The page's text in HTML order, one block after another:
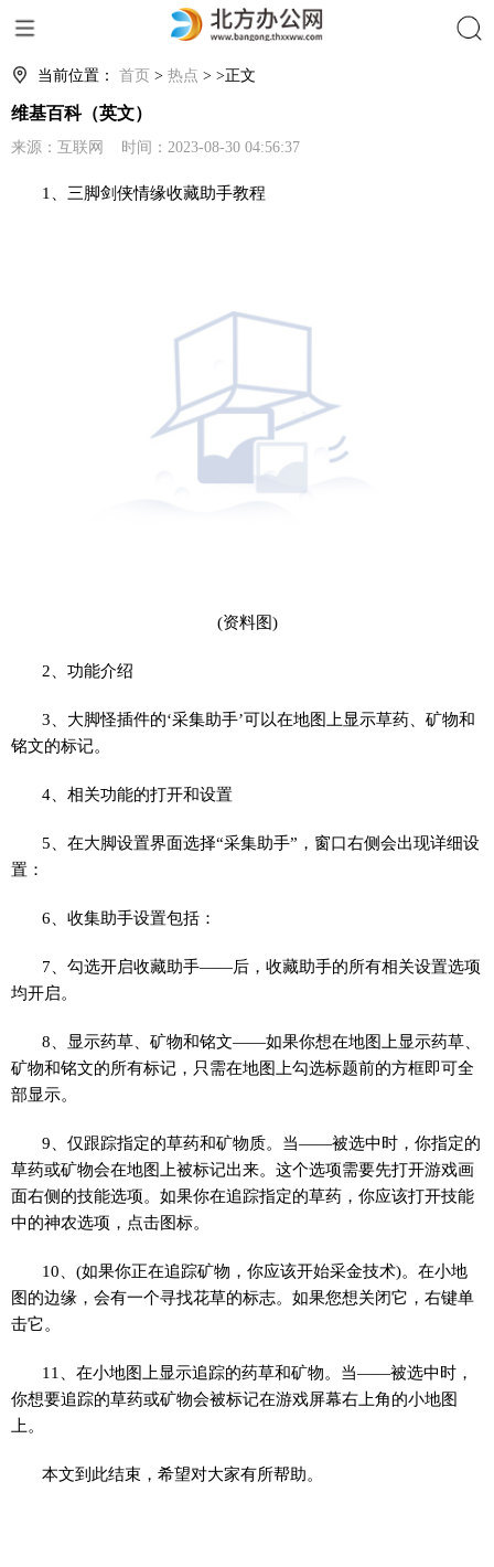
当前位置： 首页 > 热点 > >正文
维基百科（英文）
来源：互联网 时间：2023-08-30 04:56:37
1、三脚剑侠情缘收藏助手教程
(资料图)
2、功能介绍
3、大脚怪插件的‘采集助手’可以在地图上显示草药、矿物和
铭文的标记。
4、相关功能的打开和设置
5、在大脚设置界面选择“采集助手”，窗口右侧会出现详细设
置：
6、收集助手设置包括：
7、勾选开启收藏助手——后，收藏助手的所有相关设置选项
均开启。
8、显示药草、矿物和铭文——如果你想在地图上显示药草、
矿物和铭文的所有标记，只需在地图上勾选标题前的方框即可全
部显示。
9、仅跟踪指定的草药和矿物质。当——被选中时，你指定的
草药或矿物会在地图上被标记出来。这个选项需要先打开游戏画
面右侧的技能选项。如果你在追踪指定的草药，你应该打开技能
中的神农选项，点击图标。
10、(如果你正在追踪矿物，你应该开始采金技术)。在小地
图的边缘，会有一个寻找花草的标志。如果您想关闭它，右键单
击它。
11、在小地图上显示追踪的药草和矿物。当——被选中时，
你想要追踪的草药或矿物会被标记在游戏屏幕右上角的小地图
上。
本文到此结束，希望对大家有所帮助。